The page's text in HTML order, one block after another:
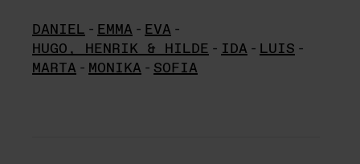
DANIEL - EMMA - EVA -
HUGO, HENRIK & HILDE - IDA - LUIS -
MARTA - MONIKA - SOFIA